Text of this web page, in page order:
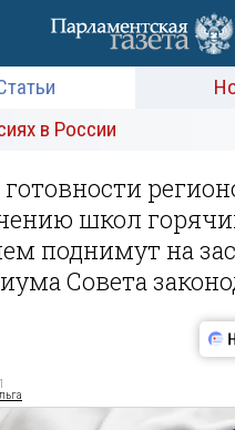
в России
школ
поднимут на
Совета